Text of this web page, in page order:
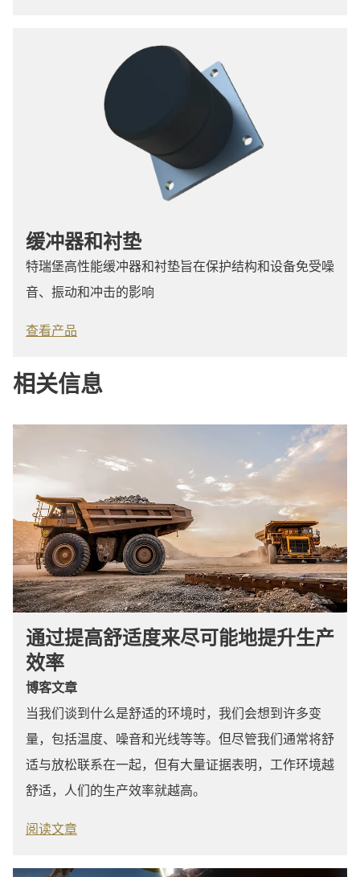
缓冲器和衬垫
特瑞堡高性能缓冲器和衬垫旨在保护结构和设备免受噪
音、振动和冲击的影响
查看产品
相关信息
通过提高舒适度来尽可能地提升生产
效率
博客文章
当我们谈到什么是舒适的环境时，我们会想到许多变
量，包括温度、噪音和光线等等。但尽管我们通常将舒
适与放松联系在一起，但有大量证据表明，工作环境越
舒适，人们的生产效率就越高。
阅读文章